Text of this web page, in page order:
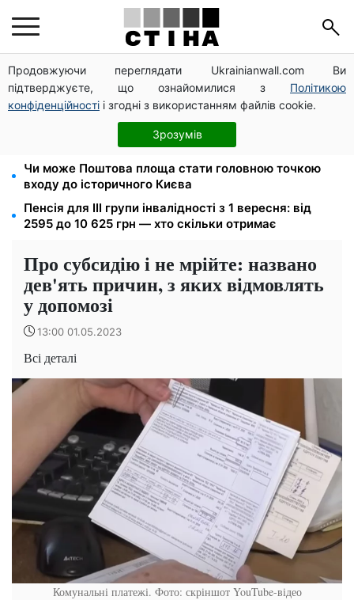
Продовжуючи переглядати Ukrainianwall.com Ви
підтверджуєте, що ознайомилися з Політикою
конфіденційності і згодні з використанням файлів cookie.
Зрозумів
Пенсія по інвалідності III групи з вересня: від 2595
до 10 625 грн — хто скільки отримає
Новий знак на центральній вулиці: водіям
вантажівок заборонили зупинку — штраф до 680
Чи може Поштова площа стати головною точкою
входу до історичного Києва
Пенсія для III групи інвалідності з 1 вересня: від
2595 до 10 625 грн — хто скільки отримає
Про субсидію і не мрійте: названо
дев'ять причин, з яких відмовлять
у допомозі
13:00 01.05.2023
Всі деталі
Комунальні платежі. Фото: скріншот YouTube-відео